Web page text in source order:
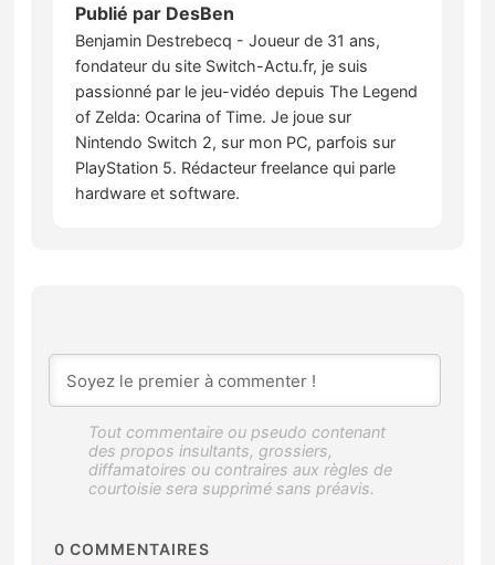
Publié par DesBen
Benjamin Destrebecq - Joueur de 31 ans,
fondateur du site Switch-Actu.fr, je suis
passionné par le jeu-vidéo depuis The Legend
of Zelda: Ocarina of Time. Je joue sur
Nintendo Switch 2, sur mon PC, parfois sur
PlayStation 5. Rédacteur freelance qui parle
hardware et software.
0 COMMENTAIRES